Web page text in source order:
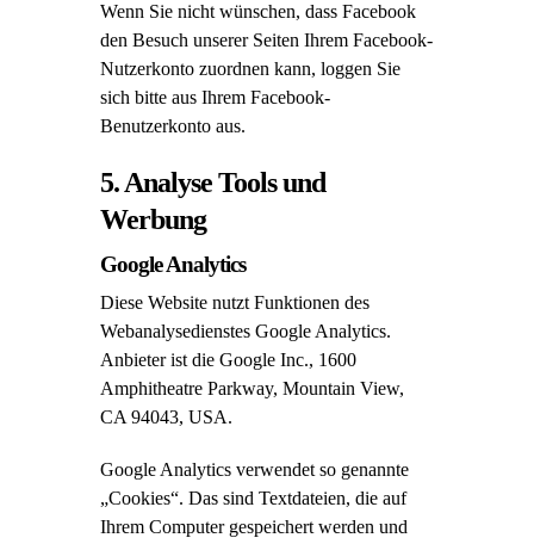
Wenn Sie nicht wünschen, dass Facebook
den Besuch unserer Seiten Ihrem Facebook-
Nutzerkonto zuordnen kann, loggen Sie
sich bitte aus Ihrem Facebook-
Benutzerkonto aus.
5. Analyse Tools und
Werbung
Google Analytics
Diese Website nutzt Funktionen des
Webanalysedienstes Google Analytics.
Anbieter ist die Google Inc., 1600
Amphitheatre Parkway, Mountain View,
CA 94043, USA.
Google Analytics verwendet so genannte
„Cookies“. Das sind Textdateien, die auf
Ihrem Computer gespeichert werden und